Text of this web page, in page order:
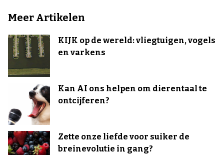
Meer Artikelen
KIJK op de wereld: vliegtuigen, vogels
en varkens
Kan AI ons helpen om dierentaal te
ontcijferen?
Zette onze liefde voor suiker de
breinevolutie in gang?